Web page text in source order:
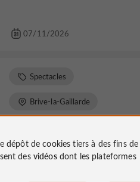
07/11/2026
21/11/26
Spectacles
Brive-la-Gaillarde
dépôt de cookies tiers à des fins
des vidéosdont les plateformes